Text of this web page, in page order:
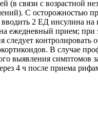
связи с возрастной
С
2 ЕД инсулина на
ежедневный прием;
следует
В случае
выявления симптомов
4 ч после приема